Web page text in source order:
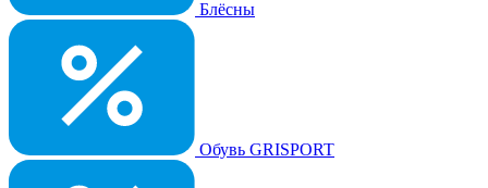
Блёсны
Обувь GRISPORT